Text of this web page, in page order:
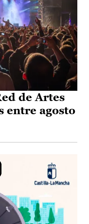
de Artes
entre agosto